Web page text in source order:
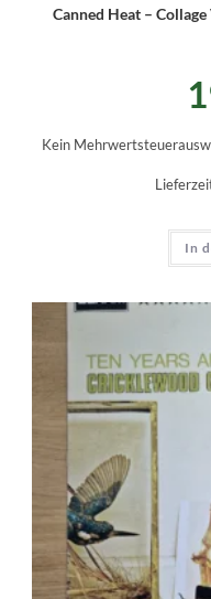
Canned Heat –
Kein
In